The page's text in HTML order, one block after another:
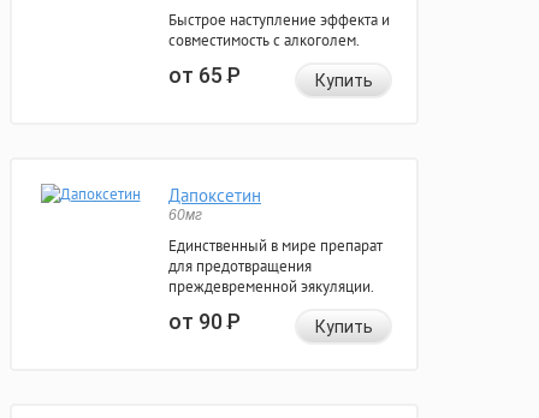
Быстрое наступление эффекта и
совместимость с алкоголем.
от 65Р Купить
Дапоксетин
60мг
Единственный в мире препарат
для предотвращения
преждевременной эякуляции.
от 90Р Купить